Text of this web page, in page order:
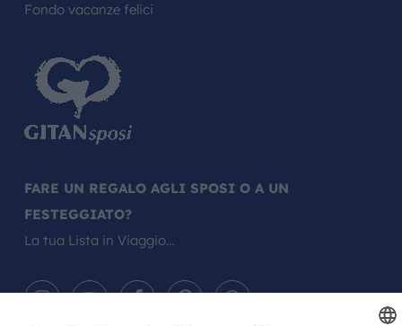
Fondo vacanze felici
FARE UN REGALO AGLI SPOSI O A UN
FESTEGGIATO?
La tua Lista in Viaggio…